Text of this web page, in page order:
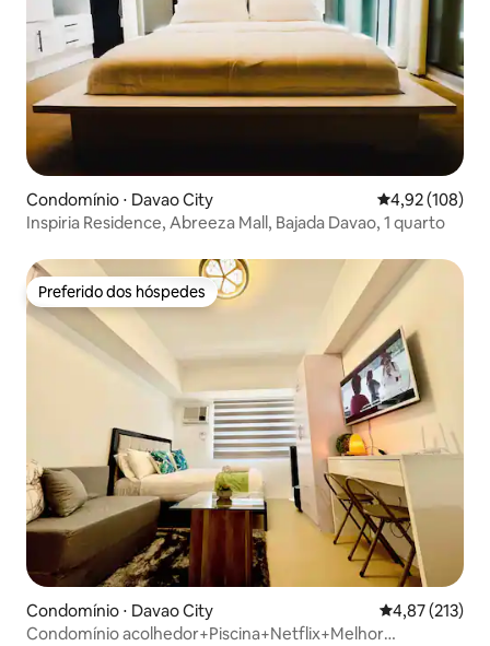
Condomínio ⋅ Davao City 4,92 de uma
4,92 (108)
Inspiria Residence, Abreeza Mall, Bajada Davao, 1 quarto
Preferido dos hóspedes
Preferido dos hóspedes
Condomínio ⋅ Davao City 4,87 de uma
4,87 (213)
Condomínio acolhedor+Piscina+Netflix+Melhor